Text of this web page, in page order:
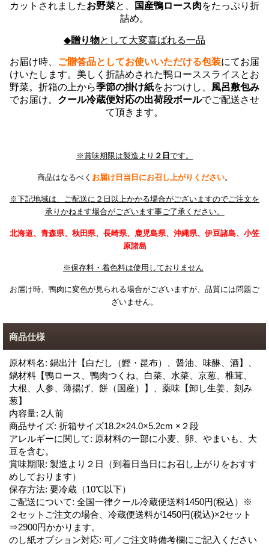
カットされましたお野菜と、 国産鴨ロース肉をたっぷり折
詰め。
◆贈り物として大変喜ばれる一品
お届け時、 ご贈答品としてお使いいただける包装にてお届
けいたします。 美しく折詰めされた鴨ローススライスとお
野菜。 折箱の上から季節の掛け紙をおつけし、 風呂敷包み
でお届け。 クール冷蔵便対応の出荷段ボールでご配送させ
て頂きます。
※賞味期限は製造より ２日 です。
商品はなるべく お届け日当日にお召し上がりください。
※下記地域は、ご配送に２日以上かかる場合がございますのでご注文を
承りかねます場合がございます事ご了承ください。
北海道、青森県、秋田県、長崎県、鹿児島県、沖縄県、 伊豆諸島、小笠
原諸島
※保存料・着色料は使用しておりません
お届け時、鴨肉に変色が見られる場合がございますが、品質には問題ご
ざいません。
商品仕様
原材料名: 鍋出汁【白だし（鰹・昆布）、醤油、味醂、酒】、
鍋材料【鴨ロース、鴨肉つくね、白菜、水菜、京葱、椎茸、
大根、人参、薄揚げ、餅（国産）】、薬味【卸し生姜、刻み
葱】
内容量: 2人前
商品サイズ: 折箱サイズ18.2×24.0×5.2cm ×２段
アレルギーに関して: 原材料の一部に小麦、卵、やまいも、大
豆を含む。
賞味期限: 製造より２日（到着日当日にお召し上がりをおすす
めしております）
保存方法: 要冷蔵（10℃以下）
ご配送について: 全国一律クール冷蔵便送料1450円(税込）※
２セットご注文の場合、冷蔵便送料が1450円(税込)×2セット
⇒2900円かかります。
のし紙オプション対応: 可／ご注文時備考欄にご記入ください